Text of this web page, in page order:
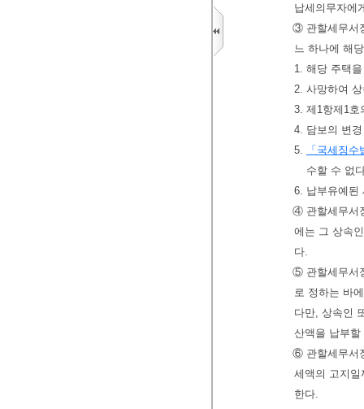
납세의무자에
③ 관할세무서
느 하나에 해
1. 해당 주택
2. 사망하여
3. 제1항제1호
4. 담보의 변
5.
「국세징수
수할 수 없
6. 납부유예된
④ 관할세무서
에는 그 상속
다.
⑤ 관할세무서
로 정하는 바
다만, 상속인
산액을 납부
⑥ 관할세무서
세액의 고지
한다.